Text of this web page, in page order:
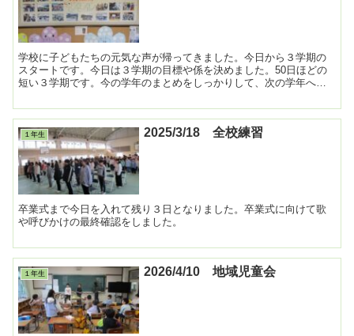
学校に子どもたちの元気な声が帰ってきました。今日から３学期の
スタートです。今日は３学期の目標や係を決めました。50日ほどの
短い３学期です。今の学年のまとめをしっかりして、次の学年へつ
１年生 2025/3/18 全校練習
卒業式まで今日を入れて残り３日となりました。卒業式に向けて歌
や呼びかけの最終確認をしました。
１年生 2026/4/10 地域児童会